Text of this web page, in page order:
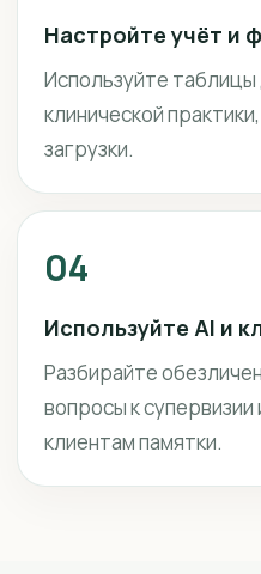
Настройте учёт и
Используйте
клинической
загрузки.
04
Используйте AI и
Разбирайте
вопросы к
клиентам памятки.